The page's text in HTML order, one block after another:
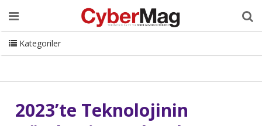
Ana Sayfa Hakkımızda Dergi Editörden
Danışmanlık
ISC Turkey Sizden Gelenler
İletişim
CyberMag Logo
Kategoriler
2023’te Teknolojinin